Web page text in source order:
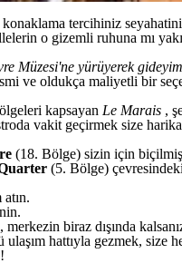
tercihiniz
o gizemli ruhuna mı
Müzesi'ne yürüyerek
ve oldukça maliyetli bir
kapsayan Le Marais ,
vakit geçirmek size
(18. Bölge) sizin için biçilmiş
(5. Bölge)
biraz dışında
hattıyla gezmek, size